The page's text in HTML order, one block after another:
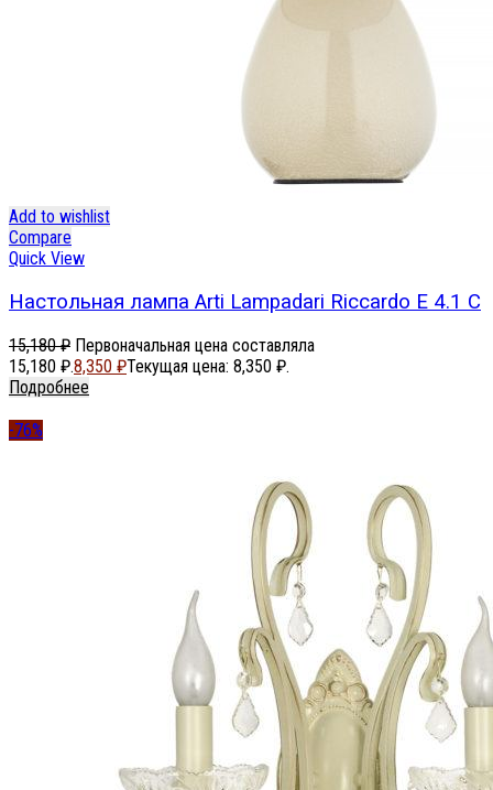
Add to wishlist
Compare
Quick View
Настольная лампа Arti Lampadari Riccardo E 4.1 C
15,180₽ Первоначальная цена составляла
15,180 ₽.8,350 ₽Текущая цена: 8,350 ₽.
Подробнее
-76%